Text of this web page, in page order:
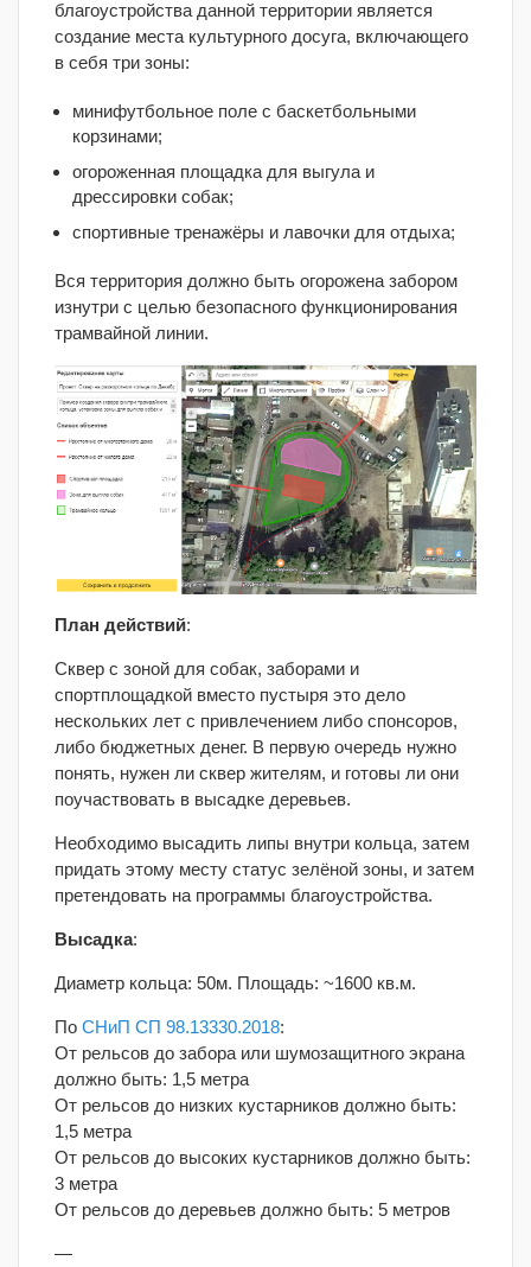
благоустройства данной территории является
создание места культурного досуга, включающего
в себя три зоны:
минифутбольное поле с баскетбольными
корзинами;
огороженная площадка для выгула и
дрессировки собак;
спортивные тренажёры и лавочки для отдыха;
Вся территория должно быть огорожена забором
изнутри с целью безопасного функционирования
трамвайной линии.
План действий:
Сквер с зоной для собак, заборами и
спортплощадкой вместо пустыря это дело
нескольких лет с привлечением либо спонсоров,
либо бюджетных денег. В первую очередь нужно
понять, нужен ли сквер жителям, и готовы ли они
поучаствовать в высадке деревьев.
Необходимо высадить липы внутри кольца, затем
придать этому месту статус зелёной зоны, и затем
претендовать на программы благоустройства.
Высадка:
Диаметр кольца: 50м. Площадь: ~1600 кв.м.
По СНиП СП 98.13330.2018:
От рельсов до забора или шумозащитного экрана
должно быть: 1,5 метра
От рельсов до низких кустарников должно быть:
1,5 метра
От рельсов до высоких кустарников должно быть:
3 метра
От рельсов до деревьев должно быть: 5 метров
—